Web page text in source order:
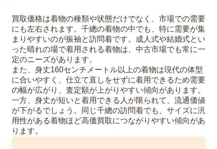
買取価格は着物の種類や状態だけでなく、市場での需要
にも左右されます。千總の着物の中でも、特に需要が集
まりやすいのが振袖と訪問着です。成人式や結婚式とい
った晴れの場で着用される着物は、中古市場でも常に一
定のニーズがあります。
また、身丈160センチメートル以上の着物は現代の体型
に合いやすく、仕立て直しをせずに着用できるため需要
の幅が広がり、査定額が上がりやすい傾向があります。
一方、身丈が短いと着用できる人が限られて、流通価値
が下がるでしょう。同じ千總の訪問着でも、サイズに汎
用性がある着物ほど高価買取につながりやすい傾向があ
ります。